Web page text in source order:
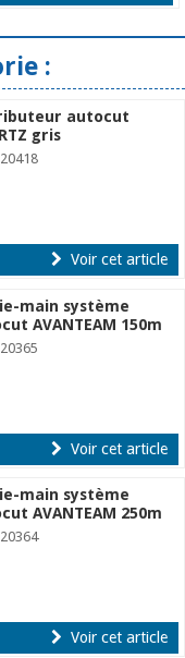
:
autocut
gris
Voir cet article
main système
AVANTEAM 150m
Voir cet article
main système
AVANTEAM 250m
Voir cet article